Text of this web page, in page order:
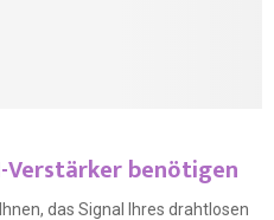
Verstärker benötigen
das Signal Ihres drahtlosen